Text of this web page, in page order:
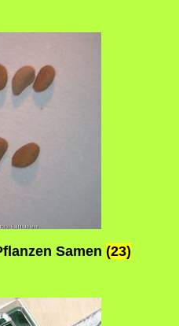
Samen(23)